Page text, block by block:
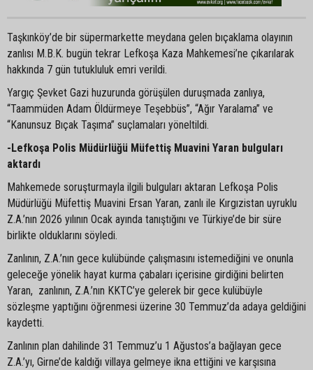
Taşkınköy’de bir süpermarkette meydana gelen bıçaklama olayının
zanlısı M.B.K. bugün tekrar Lefkoşa Kaza Mahkemesi’ne çıkarılarak
hakkında 7 gün tutukluluk emri verildi.
Yargıç Şevket Gazi huzurunda görüşülen duruşmada zanlıya,
“Taammüden Adam Öldürmeye Teşebbüs”, “Ağır Yaralama” ve
“Kanunsuz Bıçak Taşıma” suçlamaları yöneltildi.
-Lefkoşa Polis Müdürlüğü Müfettiş Muavini Yaran bulguları
aktardı
Mahkemede soruşturmayla ilgili bulguları aktaran Lefkoşa Polis
Müdürlüğü Müfettiş Muavini Ersan Yaran, zanlı ile Kırgızistan uyruklu
Z.A.’nın 2026 yılının Ocak ayında tanıştığını ve Türkiye’de bir süre
birlikte olduklarını söyledi.
Zanlının, Z.A.’nın gece kulübünde çalışmasını istemediğini ve onunla
geleceğe yönelik hayat kurma çabaları içerisine girdiğini belirten
Yaran, zanlının, Z.A.’nın KKTC’ye gelerek bir gece kulübüyle
sözleşme yaptığını öğrenmesi üzerine 30 Temmuz’da adaya geldiğini
kaydetti.
Zanlının plan dahilinde 31 Temmuz’u 1 Ağustos’a bağlayan gece
Z.A.’yı, Girne’de kaldığı villaya gelmeye ikna ettiğini ve karşısına